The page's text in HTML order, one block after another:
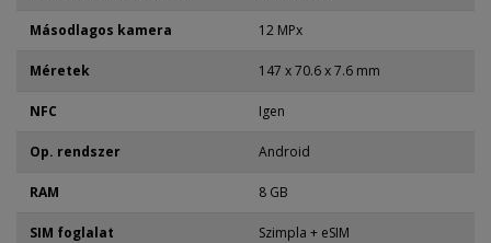
Másodlagos kamera 12 MPx
Méretek 147 x 70.6 x 7.6 mm
NFC Igen
Op. rendszer Android
RAM 8 GB
SIM foglalat Szimpla + eSIM